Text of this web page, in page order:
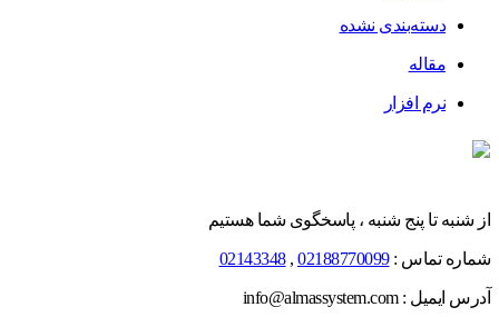
دسته‌بندی نشده
مقاله
نرم افزار
از شنبه تا پنج شنبه ، پاسخگوی شما هستیم
شماره تماس :02188770099
,
02143348
آدرس ایمیل : info@almassystem.com